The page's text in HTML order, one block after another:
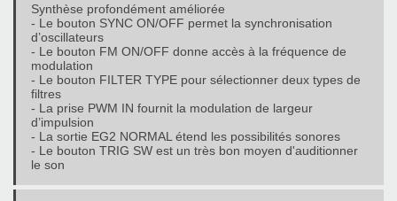
Synthèse profondément améliorée
- Le bouton SYNC ON/OFF permet la synchronisation
d’oscillateurs
- Le bouton FM ON/OFF donne accès à la fréquence de
modulation
- Le bouton FILTER TYPE pour sélectionner deux types de
filtres
- La prise PWM IN fournit la modulation de largeur
d’impulsion
- La sortie EG2 NORMAL étend les possibilités sonores
- Le bouton TRIG SW est un très bon moyen d'auditionner
le son